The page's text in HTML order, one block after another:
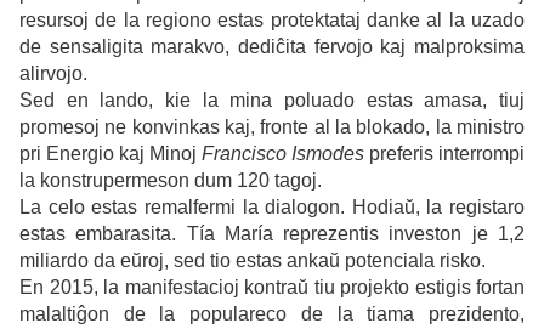
resursoj de la regiono estas protektataj danke al la uzado
de sensaligita marakvo, dediĉita fervojo kaj malproksima
alirvojo.
Sed en lando, kie la mina poluado estas amasa, tiuj
promesoj ne konvinkas kaj, fronte al la blokado, la ministro
pri Energio kaj Minoj Francisco Ismodes preferis interrompi
la konstrupermeson dum 120 tagoj.
La celo estas remalfermi la dialogon. Hodiaŭ, la registaro
estas embarasita. Tía María reprezentis investon je 1,2
miliardo da eŭroj, sed tio estas ankaŭ potenciala risko.
En 2015, la manifestacioj kontraŭ tiu projekto estigis fortan
malaltiĝon de la populareco de la tiama prezidento,